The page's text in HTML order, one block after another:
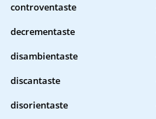
controventaste
decrementaste
disambientaste
discantaste
disorientaste